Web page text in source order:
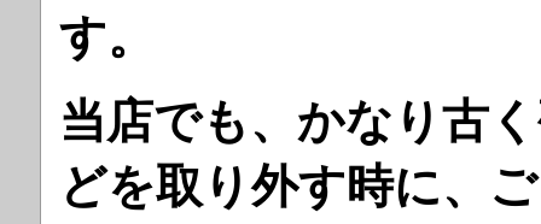
す。
当店でも、かなり古
どを取り外す時に、